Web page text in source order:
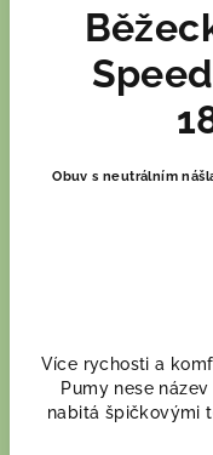
Obuv s neutrálním
Více rychosti a
Pumy nese název
nabitá špičkovými